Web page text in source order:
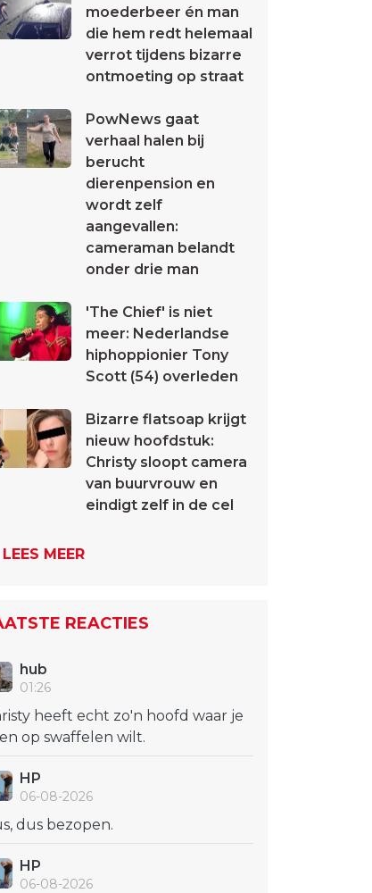
moederbeer én man
die hem redt helemaal
verrot tijdens bizarre
ontmoeting op straat
PowNews gaat
verhaal halen bij
berucht
dierenpension en
wordt zelf
aangevallen:
cameraman belandt
onder drie man
'The Chief' is niet
meer: Nederlandse
hiphoppionier Tony
Scott (54) overleden
Bizarre flatsoap krijgt
nieuw hoofdstuk:
Christy sloopt camera
van buurvrouw en
eindigt zelf in de cel
LEES MEER
REACTIES
hub
01:26
heeft echt zo'n hoofd waar je
op swaffelen wilt.
HP
06-08-2026
dus bezopen.
HP
06-08-2026